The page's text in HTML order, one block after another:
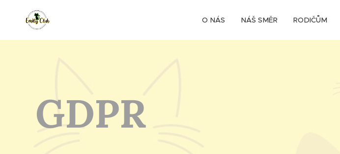
O NÁS NÁŠ SMĚR RODIČŮM
GDPR